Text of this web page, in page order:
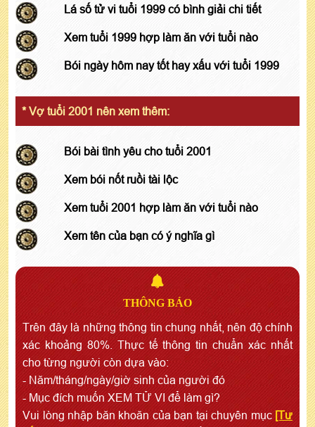
Lá số tử vi tuổi 1999 có bình giải chi tiết
Xem tuổi 1999 hợp làm ăn với tuổi nào
Bói ngày hôm nay tốt hay xấu với tuổi 1999
* Vợ tuổi 2001 nên xem thêm:
Bói bài tình yêu cho tuổi 2001
Xem bói nốt ruồi tài lộc
Xem tuổi 2001 hợp làm ăn với tuổi nào
Xem tên của bạn có ý nghĩa gì
THÔNG BÁO
Trên đây là những thông tin chung nhất, nên độ chính
xác khoảng 80%. Thực tế thông tin chuẩn xác nhất
cho từng người còn dựa vào:
- Năm/tháng/ngày/giờ sinh của người đó
- Mục đích muốn XEM TỬ VI để làm gì?
Vui lòng nhập băn khoăn của bạn tại chuyên mục [Tư